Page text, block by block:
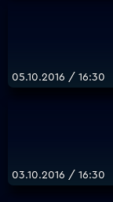
05.10.2016 / 16:30
03.10.2016 / 16:30